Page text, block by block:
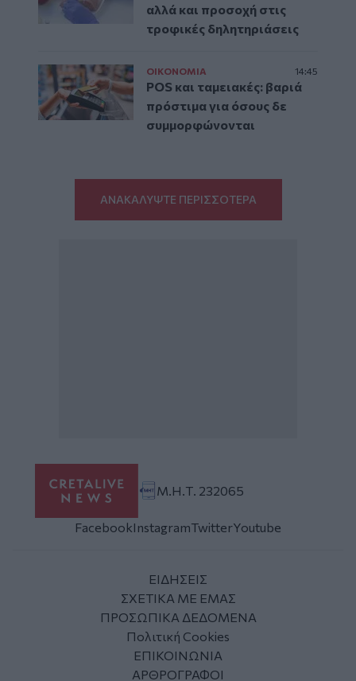
αλλά και προσοχή στις
τροφικές δηλητηριάσεις
ΟΙΚΟΝΟΜΙΑ 14:45
POS και ταμειακές: βαριά
πρόστιμα για όσους δε
συμμορφώνονται
ΑΝΑΚΑΛΥΨΤΕ ΠΕΡΙΣΣΟΤΕΡΑ
Μ.Η.Τ. 232065
FacebookInstagramTwitterYoutube
ΕΙΔΗΣΕΙΣ
ΣΧΕΤΙΚΑ ΜΕ ΕΜΑΣ
ΠΡΟΣΩΠΙΚΑ ΔΕΔΟΜΕΝΑ
Πολιτική Cookies
ΕΠΙΚΟΙΝΩΝΙΑ
ΑΡΘΡΟΓΡΑΦΟΙ